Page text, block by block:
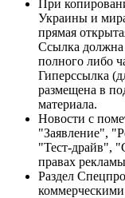
При
Украины и
прямая
Ссылка должна
полного либо
Гиперссылка
размещена в
материала.
Новости с
"Заявление",
"Тест-драйв",
правах
Раздел